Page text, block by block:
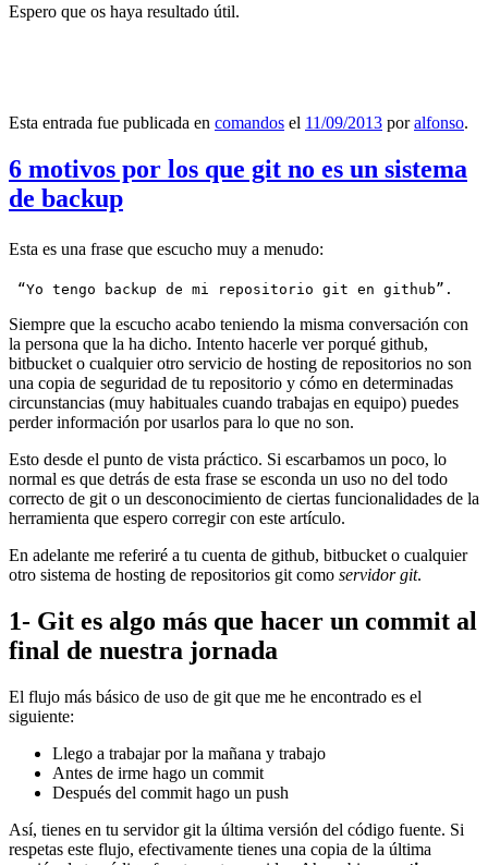
Espero que os haya resultado útil.
Esta entrada fue publicada en comandos el 11/09/2013 poralfonso.
6 motivos por los que git no es un sistema
de backup
Esta es una frase que escucho muy a menudo:
“Yo tengo backup de mi repositorio git en github”.
Siempre que la escucho acabo teniendo la misma conversación con
la persona que la ha dicho. Intento hacerle ver porqué github,
bitbucket o cualquier otro servicio de hosting de repositorios no son
una copia de seguridad de tu repositorio y cómo en determinadas
circunstancias (muy habituales cuando trabajas en equipo) puedes
perder información por usarlos para lo que no son.
Esto desde el punto de vista práctico. Si escarbamos un poco, lo
normal es que detrás de esta frase se esconda un uso no del todo
correcto de git o un desconocimiento de ciertas funcionalidades de la
herramienta que espero corregir con este artículo.
En adelante me referiré a tu cuenta de github, bitbucket o cualquier
otro sistema de hosting de repositorios git como servidor git.
1- Git es algo más que hacer un commit al
final de nuestra jornada
El flujo más básico de uso de git que me he encontrado es el
siguiente:
Llego a trabajar por la mañana y trabajo
Antes de irme hago un commit
Después del commit hago un push
Así, tienes en tu servidor git la última versión del código fuente. Si
respetas este flujo, efectivamente tienes una copia de la última